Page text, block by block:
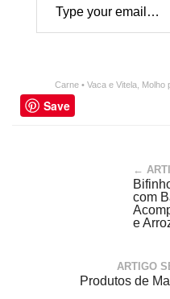
Carne • Vaca e Vitela Molho
Save
←
com
e
ARTIGO
Produtos de